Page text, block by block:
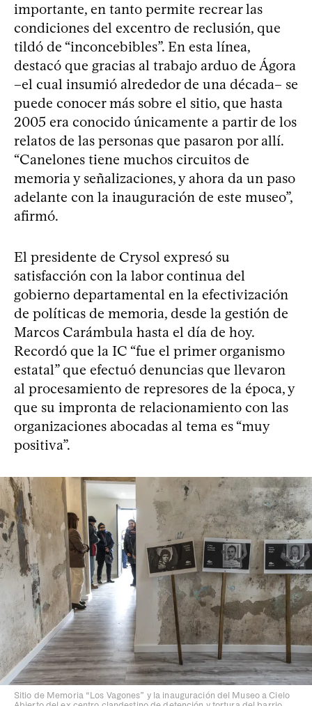
importante, en tanto permite recrear las
condiciones del excentro de reclusión, que
tildó de “inconcebibles”. En esta línea,
destacó que gracias al trabajo arduo de Ágora
–el cual insumió alrededor de una década– se
puede conocer más sobre el sitio, que hasta
2005 era conocido únicamente a partir de los
relatos de las personas que pasaron por allí.
“Canelones tiene muchos circuitos de
memoria y señalizaciones, y ahora da un paso
adelante con la inauguración de este museo”,
afirmó.
El presidente de Crysol expresó su
satisfacción con la labor continua del
gobierno departamental en la efectivización
de políticas de memoria, desde la gestión de
Marcos Carámbula hasta el día de hoy.
Recordó que la IC “fue el primer organismo
estatal” que efectuó denuncias que llevaron
al procesamiento de represores de la época, y
que su impronta de relacionamiento con las
organizaciones abocadas al tema es “muy
positiva”.
Sitio de Memoria “Los Vagones” y la inauguración del Museo a Cielo